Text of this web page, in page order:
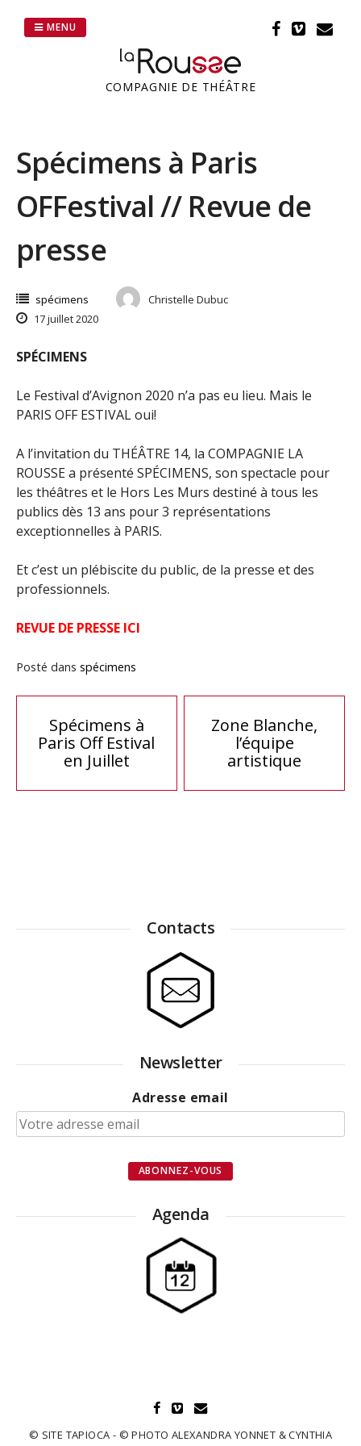
COMPAGNIE DE THÉÂTRE
MENU
Spécimens à Paris
OFFestival // Revue de
presse
spécimens
Christelle Dubuc
17 juillet 2020
SPÉCIMENS
Le Festival d’Avignon 2020 n’a pas eu lieu. Mais le
PARIS OFF ESTIVAL oui!
A l’invitation du THÉÂTRE 14, la COMPAGNIE LA
ROUSSE a présenté SPÉCIMENS, son spectacle pour
les théâtres et le Hors Les Murs destiné à tous les
publics dès 13 ans pour 3 représentations
exceptionnelles à PARIS.
Et c’est un plébiscite du public, de la presse et des
professionnels.
REVUE DE PRESSE ICI
Posté dans spécimens
Navigation
de
l’article
Spécimens à
Paris Off Estival
en Juillet
Zone Blanche,
l’équipe
artistique
Contacts
Newsletter
Adresse email
Agenda
© SITE TAPIOCA - © PHOTO ALEXANDRA YONNET & CYNTHIA